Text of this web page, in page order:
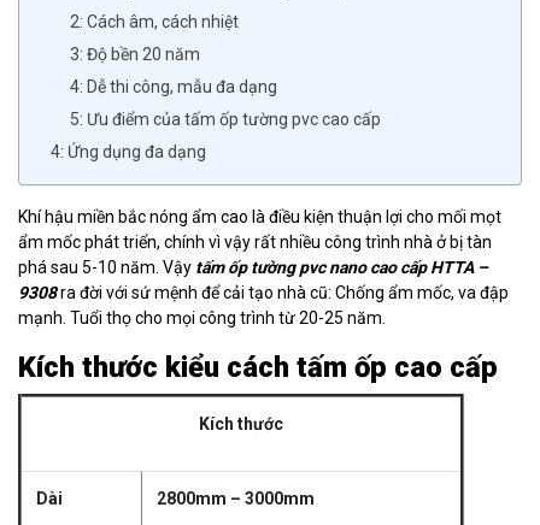
2: Cách âm, cách nhiệt
3: Độ bền 20 năm
4: Dễ thi công, mẫu đa dạng
5: Ưu điểm của tấm ốp tường pvc cao cấp
4: Ứng dụng đa dạng
Khí hậu miền bắc nóng ẩm cao là điều kiện thuận lợi cho mối mọt
ẩm mốc phát triển, chính vì vậy rất nhiều công trình nhà ở bị tàn
phá sau 5-10 năm. Vậy tấm ốp tường pvc nano cao cấp HTTA –
9308ra đời với sứ mệnh để cải tạo nhà cũ: Chống ẩm mốc, va đập
mạnh. Tuổi thọ cho mọi công trình từ 20-25 năm.
Kích thước kiểu cách tấm ốp cao cấp
Kích thước
Dài 2800mm – 3000mm